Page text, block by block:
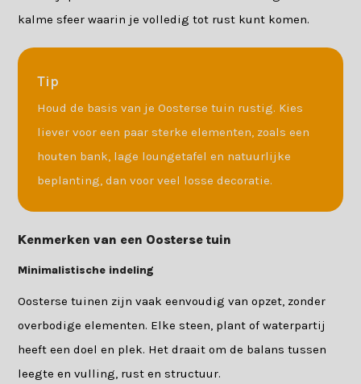
kalme sfeer waarin je volledig tot rust kunt komen.
Tip
Houd de basis van je Oosterse tuin rustig. Kies
liever voor een paar sterke elementen, zoals een
houten bank, lage loungetafel en natuurlijke
beplanting, dan voor veel losse decoratie.
Kenmerken van een Oosterse tuin
Minimalistische indeling
Oosterse tuinen zijn vaak eenvoudig van opzet, zonder
overbodige elementen. Elke steen, plant of waterpartij
heeft een doel en plek. Het draait om de balans tussen
leegte en vulling, rust en structuur.